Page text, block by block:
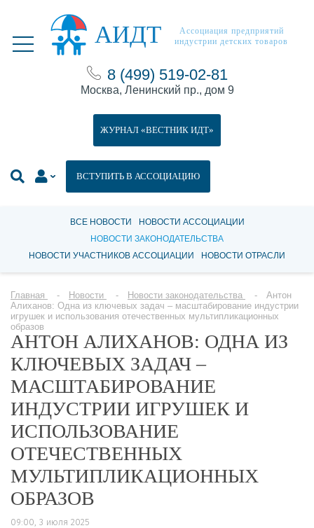
АИДТ
Ассоциация предприятий
индустрии детских товаров
8 (499) 519-02-81
Москва, Ленинский пр., дом 9
ВСТУПИТЬ В АССОЦИАЦИЮ
ЖУРНАЛ «ВЕСТНИК ИДТ»
ВСЕ НОВОСТИ
НОВОСТИ АССОЦИАЦИИ
НОВОСТИ ЗАКОНОДАТЕЛЬСТВА
НОВОСТИ УЧАСТНИКОВ АССОЦИАЦИИ
НОВОСТИ ОТРАСЛИ
Главная Новости Новости законодательства
Антон
Алиханов: Одна из ключевых задач – масштабирование индустрии
игрушек и использования отечественных мультипликационных
образов
АНТОН АЛИХАНОВ: ОДНА ИЗ
КЛЮЧЕВЫХ ЗАДАЧ –
МАСШТАБИРОВАНИЕ
ИНДУСТРИИ ИГРУШЕК И
ИСПОЛЬЗОВАНИЕ
ОТЕЧЕСТВЕННЫХ
МУЛЬТИПЛИКАЦИОННЫХ
ОБРАЗОВ
09:00, 3 июля 2025